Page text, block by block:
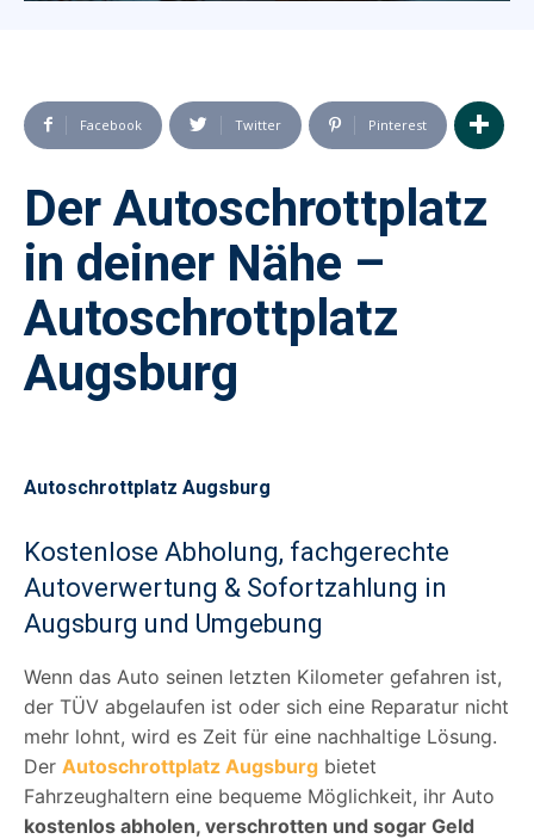
Facebook Twitter Pinterest
Der Autoschrottplatz
in deiner Nähe –
Autoschrottplatz
Augsburg
Autoschrottplatz Augsburg
Kostenlose Abholung, fachgerechte
Autoverwertung & Sofortzahlung in
Augsburg und Umgebung
Wenn das Auto seinen letzten Kilometer gefahren ist,
der TÜV abgelaufen ist oder sich eine Reparatur nicht
mehr lohnt, wird es Zeit für eine nachhaltige Lösung.
Der Autoschrottplatz Augsburg bietet
Fahrzeughaltern eine bequeme Möglichkeit, ihr Auto
kostenlos abholen, verschrotten und sogar Geld